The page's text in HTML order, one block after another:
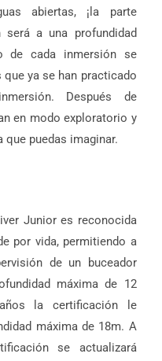
abiertas, ¡la parte
a una profundidad
de cada inmersión se
ya se han practicado
Después de
en modo exploratorio y
que puedas imaginar.
Junior es reconocida
por vida, permitiendo a
de un buceador
máxima de 12
la certificación le
máxima de 18m. A
se actualizará